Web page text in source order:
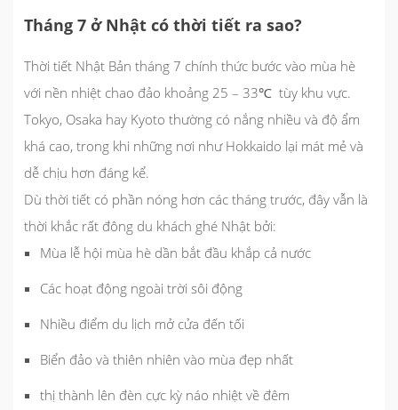
Tháng 7 ở Nhật có thời tiết ra sao?
Thời tiết Nhật Bản tháng 7 chính thức bước vào mùa hè
với nền nhiệt chao đảo khoảng 25 – 33℃ tùy khu vực.
Tokyo, Osaka hay Kyoto thường có nắng nhiều và độ ẩm
khá cao, trong khi những nơi như Hokkaido lại mát mẻ và
dễ chịu hơn đáng kể.
Dù thời tiết có phần nóng hơn các tháng trước, đây vẫn là
thời khắc rất đông du khách ghé Nhật bởi:
Mùa lễ hội mùa hè dần bắt đầu khắp cả nước
Các hoạt động ngoài trời sôi động
Nhiều điểm du lịch mở cửa đến tối
Biển đảo và thiên nhiên vào mùa đẹp nhất
thị thành lên đèn cực kỳ náo nhiệt về đêm